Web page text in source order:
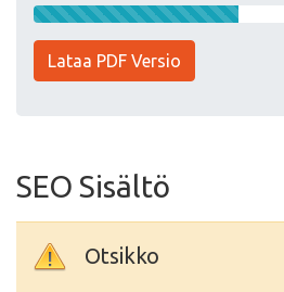
Lataa PDF Versio
SEO Sisältö
Otsikko